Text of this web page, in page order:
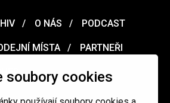
soubory cookies
O NÁS PODCAST
MÍSTA PARTNEŘI